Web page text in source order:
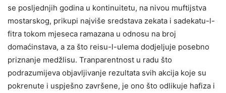
se posljednjih godina u kontinuitetu, na nivou muftijstva
mostarskog, prikupi najviše sredstava zekata i sadekatu-l-
fitra tokom mjeseca ramazana u odnosu na broj
domaćinstava, a za što reisu-l-ulema dodjeljuje posebno
priznanje medžlisu. Tranparentnost u radu što
podrazumijeva objavljivanje rezultata svih akcija koje su
pokrenute i uspješno završene, je ono što odlikuje hafiza i